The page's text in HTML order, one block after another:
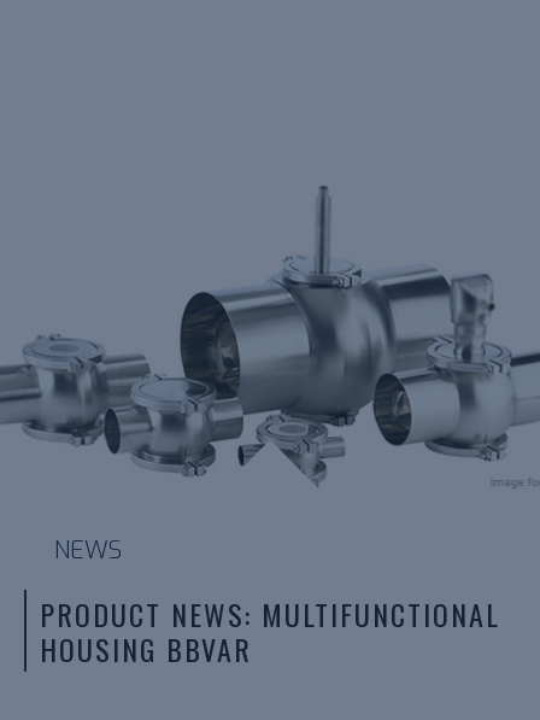
PRODUCT NEWS: MULTIFUNCTIONAL
HOUSING BBVAR
NEWS